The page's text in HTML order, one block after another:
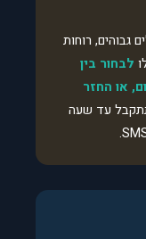
גבוהים, רוחות
לבחור בין
או החזר
עד שעה